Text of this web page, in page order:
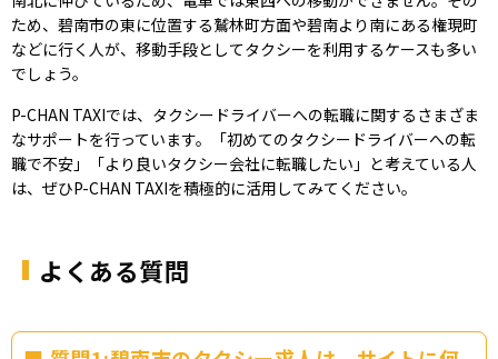
ため、碧南市の東に位置する鷲林町方面や碧南より南にある権現町
などに行く人が、移動手段としてタクシーを利用するケースも多い
でしょう。
P-CHAN TAXIでは、タクシードライバーへの転職に関するさまざま
なサポートを行っています。「初めてのタクシードライバーへの転
職で不安」「より良いタクシー会社に転職したい」と考えている人
は、ぜひP-CHAN TAXIを積極的に活用してみてください。
よくある質問